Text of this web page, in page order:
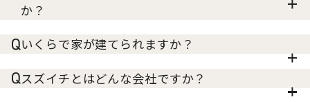
か？
いくらで家が建てられますか？
スズイチとはどんな会社ですか？